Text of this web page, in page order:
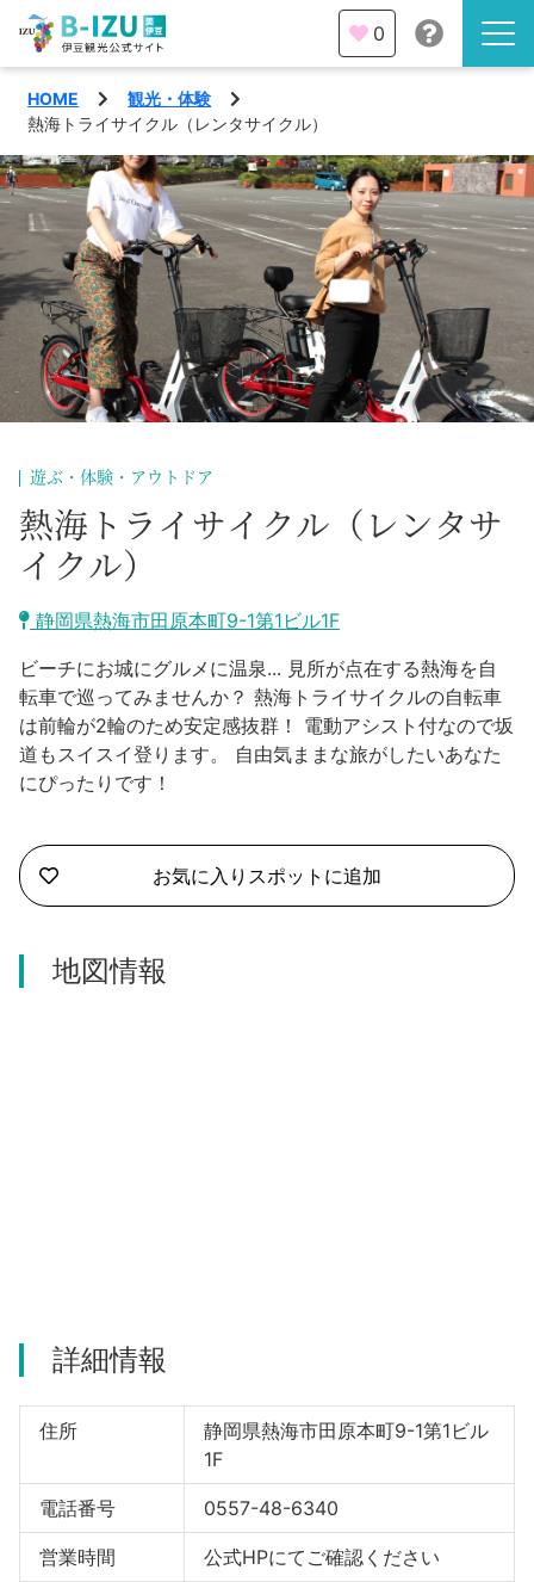
伊豆半島を知る
伊豆のみどころ
みる
あそぶ
あじわう
観光・体験
イベント
エリア
熱海市
沼津市
三島市
南伊豆町
函南町
西伊豆町
松崎町
旅の計画
モデルコース
宿泊・予約
旅程作成
AIルートプランナー
アクセス
合同会社説明会
伊豆ワーケーション
0
HOME
観光・体験
熱海トライサイクル（レンタサイクル）
遊ぶ・体験・アウトドア
熱海トライサイクル（レンタサ
イクル）
静岡県熱海市田原本町9-1第1ビル1F
ビーチにお城にグルメに温泉... 見所が点在する熱海を自
転車で巡ってみませんか？ 熱海トライサイクルの自転車
は前輪が2輪のため安定感抜群！ 電動アシスト付なので坂
道もスイスイ登ります。 自由気ままな旅がしたいあなた
にぴったりです！
お気に入りスポットに追加
地図情報
詳細情報
住所
静岡県熱海市田原本町9-1第1ビル
1F
電話番号 0557-48-6340
営業時間 公式HPにてご確認ください